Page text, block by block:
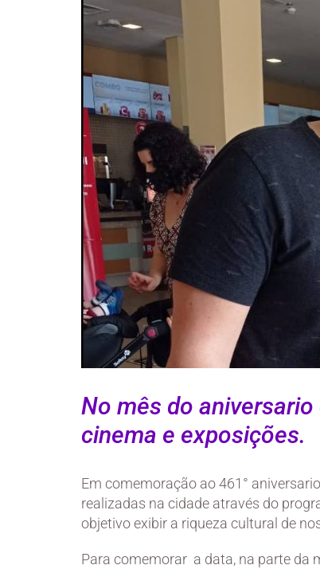
No mês do
cinema e exposições.
Em comemoração ao 461°
realizadas na cidade através do
objetivo exibir a riqueza cultural de
Para comemorar a data, na parte da